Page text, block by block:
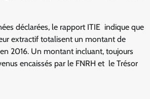
déclarées, le rapport ITIE indique que
extractif totalisent un montant de
2016. Un montant incluant, toujours
encaissés par le FNRH et le Trésor